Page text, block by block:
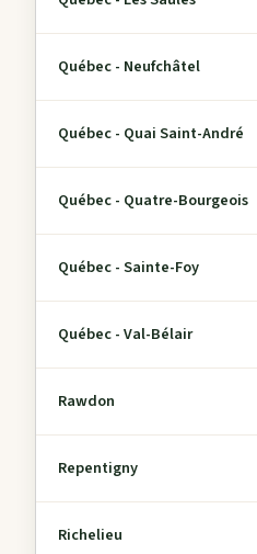
Québec - Neufchâtel
Québec - Quai Saint-André
Québec - Quatre-Bourgeois
Québec - Sainte-Foy
Québec - Val-Bélair
Rawdon
Repentigny
Richelieu